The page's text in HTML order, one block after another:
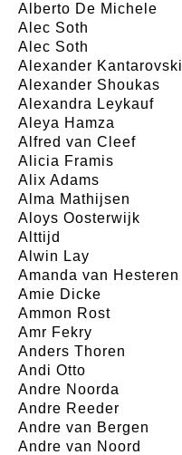
Alberto De Michele
Alec Soth
Alec Soth
Alexander Kantarovski
Alexander Shoukas
Alexandra Leykauf
Aleya Hamza
Alfred van Cleef
Alicia Framis
Alix Adams
Alma Mathijsen
Aloys Oosterwijk
Alttijd
Alwin Lay
Amanda van Hesteren
Amie Dicke
Ammon Rost
Amr Fekry
Anders Thoren
Andi Otto
Andre Noorda
Andre Reeder
Andre van Bergen
Andre van Noord